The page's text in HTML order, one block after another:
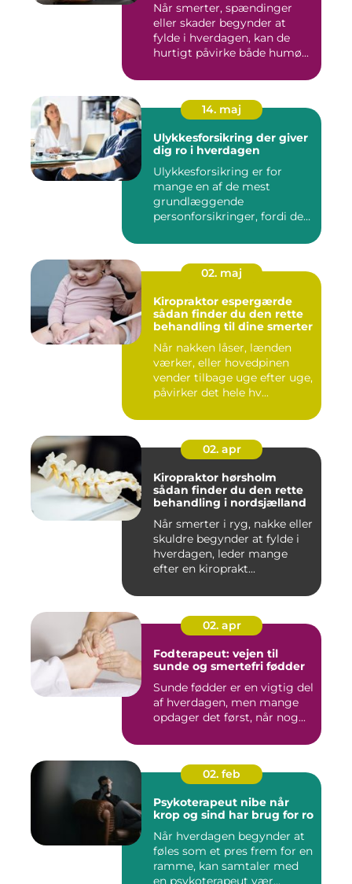
Når smerter, spændinger
eller skader begynder at
fylde i hverdagen, kan de
hurtigt påvirke både humø...
14. maj
Ulykkesforsikring der giver
dig ro i hverdagen
Ulykkesforsikring er for
mange en af de mest
grundlæggende
personforsikringer, fordi den
02. maj
Kiropraktor espergærde
sådan finder du den rette
behandling til dine smerter
Når nakken låser, lænden
værker, eller hovedpinen
vender tilbage uge efter uge,
påvirker det hele hv...
02. apr
Kiropraktor hørsholm
sådan finder du den rette
behandling i nordsjælland
Når smerter i ryg, nakke eller
skuldre begynder at fylde i
hverdagen, leder mange
efter en kiroprakt...
02. apr
Fodterapeut: vejen til
sunde og smertefri fødder
Sunde fødder er en vigtig del
af hverdagen, men mange
opdager det først, når nog...
02. feb
Psykoterapeut nibe når
krop og sind har brug for ro
Når hverdagen begynder at
føles som et pres frem for en
ramme, kan samtaler med
en psykoterapeut vær...